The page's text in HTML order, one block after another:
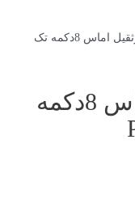
/ کلید فرمان جرثقیل اماس 8دکمه تک
کلید فرمان جرثقیل اماس 8دکمه